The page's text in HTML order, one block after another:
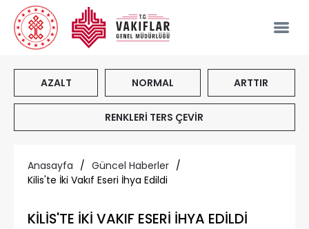
AZALT NORMAL ARTTIR
RENKLERİ TERS ÇEVİR
Anasayfa / Güncel Haberler /
Kilis'te İki Vakıf Eseri İhya Edildi
KİLİS'TE İKİ VAKIF ESERİ İHYA EDİLDİ